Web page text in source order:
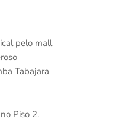
pelo mall
Tabajara
Piso 2.